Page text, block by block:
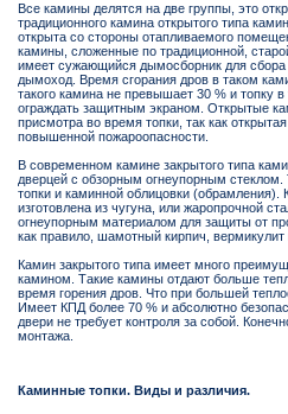
Все камины делятся на две группы, это
традиционного камина открытого типа
открыта со стороны отапливаемого
камины, сложенные по традиционной,
имеет сужающийся дымосборник для
дымоход. Время сгорания дров в таком
такого камина не превышает 30 % и топку
ограждать защитным экраном. Открытые
присмотра во время топки, так как
повышенной пожароопасности.
В современном камине закрытого типа
дверцей с обзорным огнеупорным стеклом.
топки и каминной облицовки (обрамления).
изготовлена из чугуна, или жаропрочной
огнеупорным материалом для защиты от
как правило, шамотный кирпич, вермикулит
Камин закрытого типа имеет много
камином. Такие камины отдают больше
время горения дров. Что при большей
Имеет КПД более 70 % и абсолютно
двери не требует контроля за собой.
монтажа.
Каминные топки. Виды и различия.